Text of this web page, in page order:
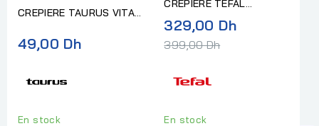
CREPIERE TAURUS VITAL
49,00 Dh
En stock
CREPIERE TEFAL
UNLIMITED 25CM
ANTIADHÉSIF -
INDUCTION
329,00 DhPrix
399,00 Dh
En stock